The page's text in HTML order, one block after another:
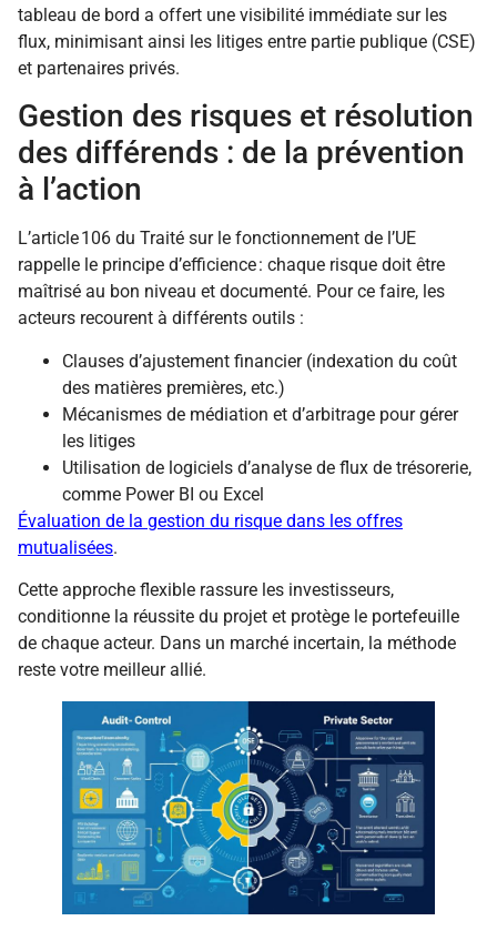
tableau de bord a offert une visibilité immédiate sur les
flux, minimisant ainsi les litiges entre partie publique (CSE)
et partenaires privés.
Gestion des risques et résolution
des différends : de la prévention
à l’action
L’article 106 du Traité sur le fonctionnement de l’UE
rappelle le principe d’efficience : chaque risque doit être
maîtrisé au bon niveau et documenté. Pour ce faire, les
acteurs recourent à différents outils :
Clauses d’ajustement financier (indexation du coût
des matières premières, etc.)
Mécanismes de médiation et d’arbitrage pour gérer
les litiges
Utilisation de logiciels d’analyse de flux de trésorerie,
comme Power BI ou Excel
Évaluation de la gestion du risque dans les offres
mutualisées.
Cette approche flexible rassure les investisseurs,
conditionne la réussite du projet et protège le portefeuille
de chaque acteur. Dans un marché incertain, la méthode
reste votre meilleur allié.